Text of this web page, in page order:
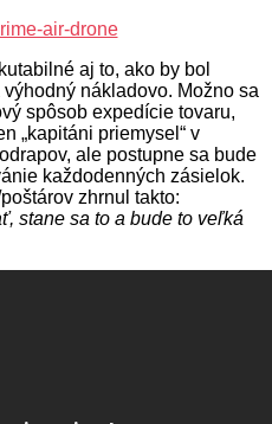
aj to, ako by bol
nákladovo. Možno sa
spôsob expedície tovaru,
„kapitáni priemysel“ v
ale postupne sa bude
každodenných zásielok.
zhrnul takto:
stane sa to a bude to veľká